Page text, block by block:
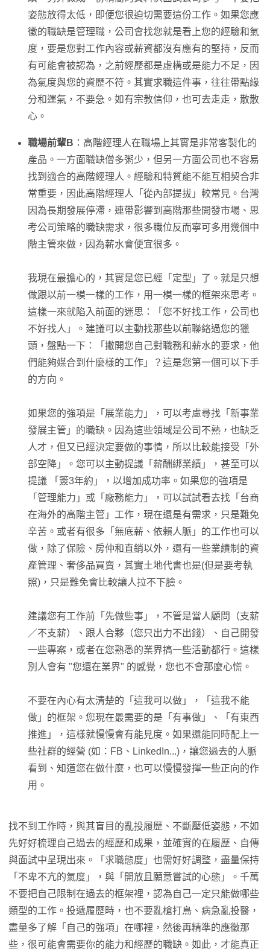
姿態放得太低，即便您很迫切需要這份工作。如果您應
徵的職缺是管理職，公司會找您就是看上您的經驗和氣
度，要是您對工作內容或薪資都沒有應有的堅持，反而
有可能會被認為，之前經歷都是虛構或是能力不足，因
為氣度與您的資歷不符。其實求職這件事，往往帶點緣
分和運氣，不要急。如有宗教信仰，也可去走走，散散
心。
職場前輩B ：高階經理人在職場上其實是非常客製化的
產品。一方面職缺僧多粥少，但另一方面公司也不容易
找到適合的高階經理人。經驗和特質能不能互相契合非
常重要，因此高階經理人「從內部提拔」較常見。台灣
因為長期發展停滯，連帶影響到高階那些開發市場、思
考公司策略的職缺需求，很多職位反而寧可多用幾個中
階主管來做，因為薪水會便宜很多。
我現在最擔心的，其實是您已經「定型」了。就是只想
做跟以前一模一樣的工作，用一模一樣的框架來思考。
這樣一來就陷入前面的迷思：「您不好找工作，公司也
不好找人」。建議可以主動找那些以前聯絡過您的獵
頭，盤點一下：「撇開您自己對職務和薪水的要求，他
們能夠媒合到什麼樣的工作」？這是您第一個可以下手
的方向。
如果您的強項是「展業能力」，可以考慮尋找「新事業
發展主管」的職缺。因為這些領域是公司不熟，也缺乏
人才，但又已經決定要做的事情，所以比較能接受「外
部空降」。您可以主動提議「薪酬綁業績」，甚至可以
提議 「簽3年約」，以增加成功率。如果您的強項是
「管理能力」或「廠務能力」，可以試試看去找「台商
在海外的高階主管」工作，現在還是有需求，只是難免
辛苦。或者有很多「無底薪、依賴人脈」的工作也可以
做，除了保險、房仲和直銷以外，還有一些業績制的資
產管理、奢侈品買賣，其實土地代書也是(但是要考執
照)，只是難免會比較讓人拉不下臉。
建議您有工作前「先做些事」，不管是當人顧問（支薪
／不支薪）、跟人合夥（您只出力不出錢）、自己開發
一些專案，或者在您熟悉的業界搞一些活動都行。這樣
別人會有 "您還在業界" 的感覺，您也不會那麼心慌。
不要在內心有太清楚的「這我可以做」，「這我不能
做」的框架。您現在最需要的是「有事做」、「有東西
推進」，這樣就慢慢會有能見度。如果還能同時配上一
些社群的經營 (如：FB、LinkedIn...)，讓您過去的人脈
看到、知道您在做什麼，也可以慢慢發揮一些正向的作
用。
找不到工作時，與其盲目的亂投履歷、不斷壓低姿態，不如
先好好梳理自己過去的經歷和成果，並確實的在履歷、自傳
與面試中呈現出來。「求職態度」也需好好調整，盡量保持
「不卑不亢的氣度」，與「開放且願意嘗試的心態」。千萬
不要把自己限制在過去的框架裡，認為自己一定只能做哪些
類型的工作。投遞履歷時，也不要亂槍打鳥、病急亂投醫，
盡量多了解「自己的強項」在哪裡，然後再精準的應徵那
些，很可能會需要你的能力和經歷的職缺。如此，才能真正